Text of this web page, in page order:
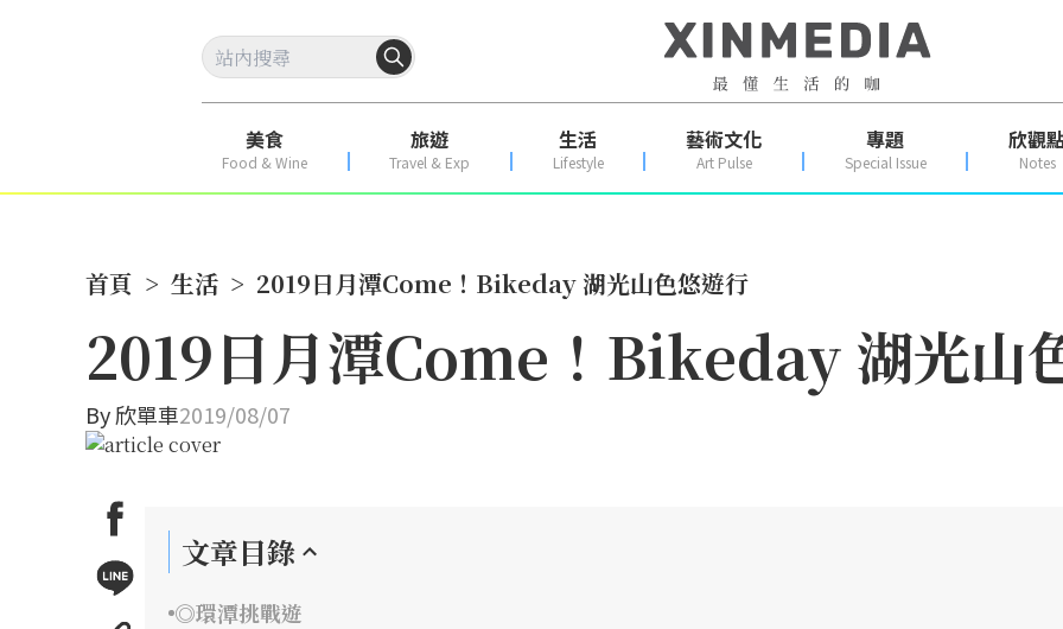
美食
Food & Wine
旅遊
Travel & Exp
生活
Lifestyle
藝術文化
Art Pulse
專題
Special Issue
欣觀
Notes
首頁 > 生活 > 2019日月潭Come！Bikeday 湖光山色悠遊行
2019日月潭Come！Bikeday 湖光山
By欣單車2019/08/07
文章目錄
◎環潭挑戰遊